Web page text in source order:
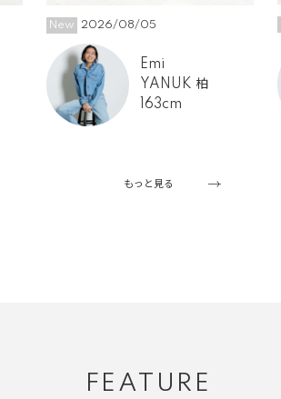
New 2026/08/05
Emi
YANUK 柏
163cm
もっと見る
FEATURE